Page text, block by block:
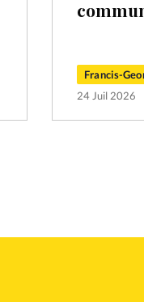
Francis-
24 Juil 2026